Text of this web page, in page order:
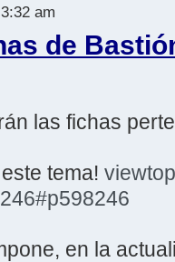
am
de
las fichas
tema!
en la